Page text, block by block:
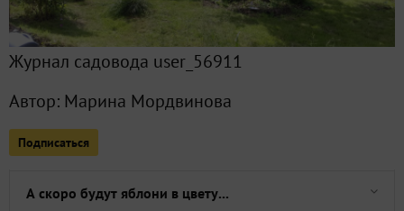
Журнал садовода user_56911
Автор: Марина Мордвинова
Подписаться
Чьи следы
В мире моих животных
В мире моих животных
Францевы булочки — ароматная выпечка
А скоро будут яблони в цвету...